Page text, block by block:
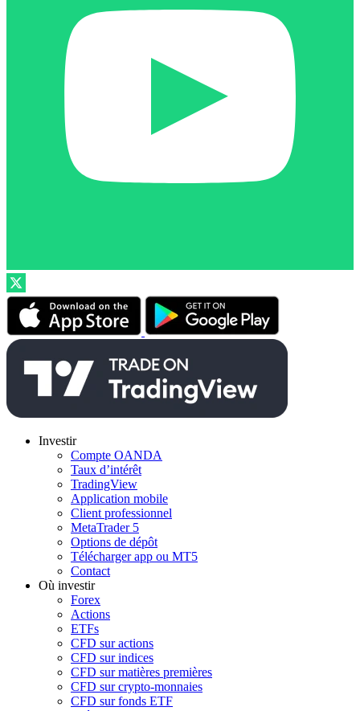
Investir
Compte OANDA
Taux d’intérêt
TradingView
Application mobile
Client professionnel
MetaTrader 5
Options de dépôt
Télécharger app ou MT5
Contact
Où investir
Forex
Actions
ETFs
CFD sur actions
CFD sur indices
CFD sur matières premières
CFD sur crypto-monnaies
CFD sur fonds ETF